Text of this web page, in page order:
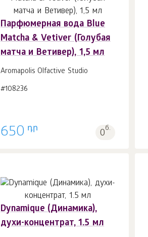
Парфюмерная вода Blue
Matcha & Vetiver (Голубая
матча и Ветивер), 1,5 мл
Aromapolis Olfactive Studio
#108236
650 դր 0б.
В корзину 1 шт.
Dynamique (Динамика),
духи-концентрат, 1.5 мл